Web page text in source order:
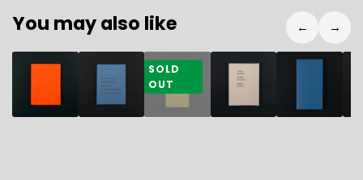
You may also like
8,70€ 10,90€ 35,50
SOLD
OUT
10,90€
← →